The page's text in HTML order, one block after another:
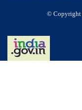
© Copyright